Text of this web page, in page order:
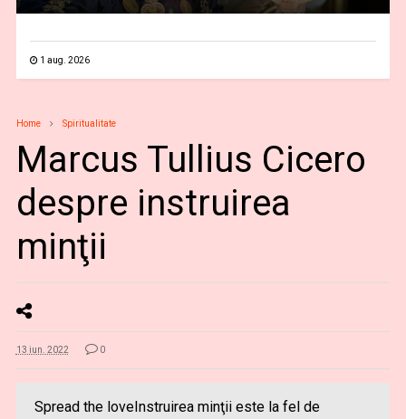
1 aug. 2026
Home Spiritualitate
Marcus Tullius Cicero
despre instruirea
minţii
13 iun. 2022 0
Spread the loveInstruirea minţii este la fel de